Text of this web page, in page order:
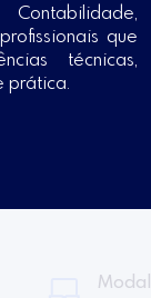
que
técnicas,
prática.